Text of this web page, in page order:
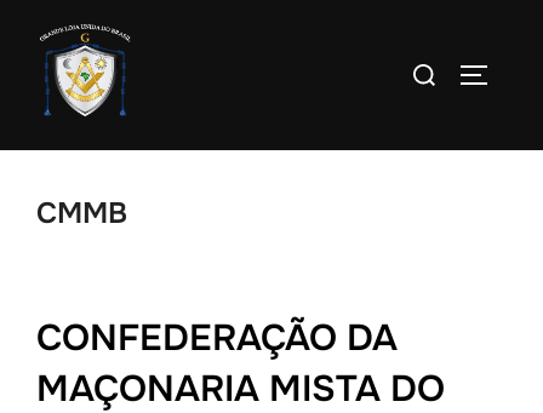
conteúdo
Pesquisar
CMMB
CONFEDERAÇÃO DA
MAÇONARIA MISTA DO